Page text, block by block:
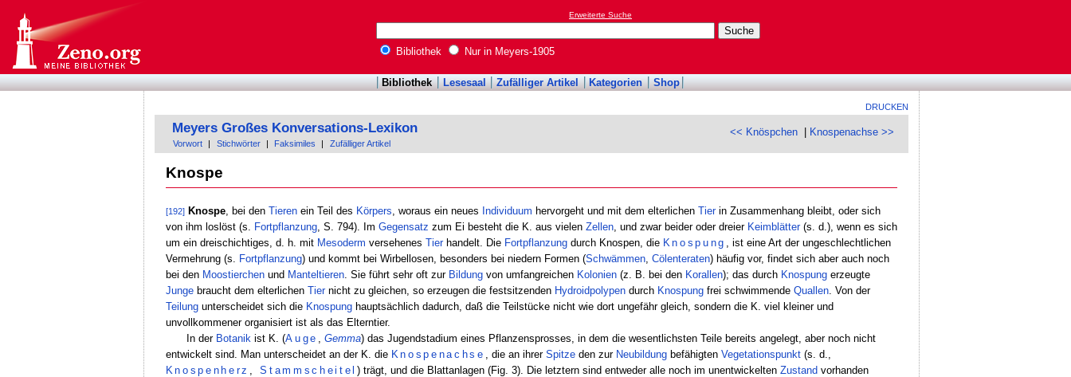
Erweiterte Suche
Bibliothek Nur in Meyers-1905
Bibliothek Lesesaal Zufälliger Artikel Kategorien Shop
DRUCKEN
<< Knöspchen Knospenachse >>
Meyers Großes Konversations-Lexikon
Vorwort Stichwörter Faksimiles Zufälliger Artikel
Knospe
[192] Knospe, bei den Tierenein Teil des Körpers , woraus ein neues Individuum hervorgeht und mit dem elterlichen Tierin Zusammenhang bleibt, oder sich
von ihm loslöst (s.
Fortpflanzung, S. 794). Im Gegensatz zum Ei besteht die K. aus vielen Zellen, und zwar beider oder dreier Keimblätter(s. d.), wenn es sich
um ein dreischichtiges, d. h. mit Mesoderm versehenes Tierhandelt. Die Fortpflanzungdurch Knospen, die Knospung
, ist eine Art der ungeschlechtlichen
Vermehrung (s.
Fortpflanzung) und kommt bei Wirbellosen, besonders bei niedern Formen (Schwämmen, Cölenteraten) häufig vor, findet sich aber auch noch
bei den Moostierchenund Manteltieren. Sie führt sehr oft zur Bildungvon umfangreichen Kolonien(z. B. bei den Korallen); das durch Knospungerzeugte
Jungebraucht dem elterlichen Tiernicht zu gleichen, so erzeugen die festsitzenden Hydroidpolypendurch Knospungfrei schwimmende Quallen. Von der
Teilungunterscheidet sich die Knospunghauptsächlich dadurch, daß die Teilstücke nicht wie dort ungefähr gleich, sondern die K. viel kleiner und
unvollkommener organisiert ist als das Elterntier.
In der Botanik ist K. (Auge Gemma) das Jugendstadium eines Pflanzensprosses, in dem die wesentlichsten Teile bereits angelegt, aber noch nicht
entwickelt sind. Man unterscheidet an der K. die Knospenachse , die an ihrer Spitzeden zur Neubildungbefähigten Vegetationspunkt(s. d.,
Knospenherz
,Stammscheitel) trägt, und die Blattanlagen (Fig. 3). Die letztern sind entweder alle noch im unentwickeltenZustand vorhanden